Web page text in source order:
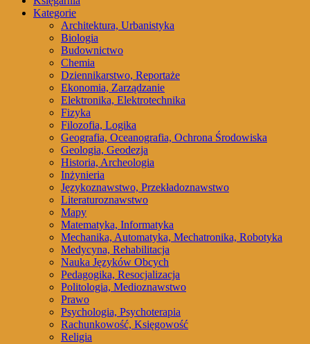
Kategorie
Architektura, Urbanistyka
Biologia
Budownictwo
Chemia
Dziennikarstwo, Reportaże
Ekonomia, Zarządzanie
Elektronika, Elektrotechnika
Fizyka
Filozofia, Logika
Geografia, Oceanografia, Ochrona Środowiska
Geologia, Geodezja
Historia, Archeologia
Inżynieria
Językoznawstwo, Przekładoznawstwo
Literaturoznawstwo
Mapy
Matematyka, Informatyka
Mechanika, Automatyka, Mechatronika, Robotyka
Medycyna, Rehabilitacja
Nauka Języków Obcych
Pedagogika, Resocjalizacja
Politologia, Medioznawstwo
Prawo
Psychologia, Psychoterapia
Rachunkowość, Księgowość
Religia